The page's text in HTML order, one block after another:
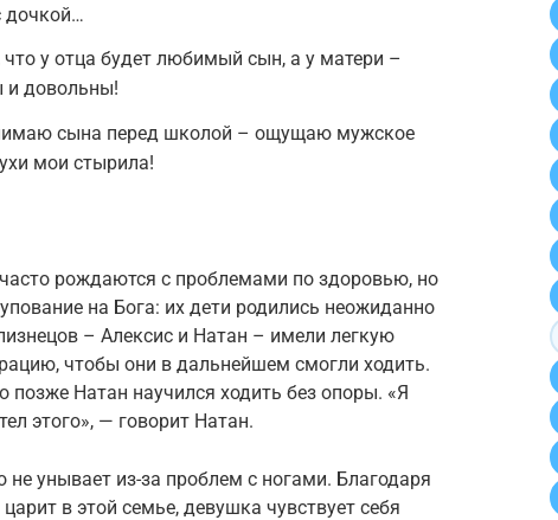
дочкой…
у отца будет любимый сын, а у матери –
и довольны!
сына перед школой – ощущаю мужское
мои стырила!
рождаются с проблемами по здоровью, но
на Бога: их дети родились неожиданно
– Алексис и Натан – имели легкую
чтобы они в дальнейшем смогли ходить.
позже Натан научился ходить без опоры. «Я
этого», — говорит Натан.
не унывает из-за проблем с ногами. Благодаря
в этой семье, девушка чувствует себя